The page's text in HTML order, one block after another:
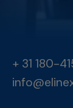
+ 31 180-